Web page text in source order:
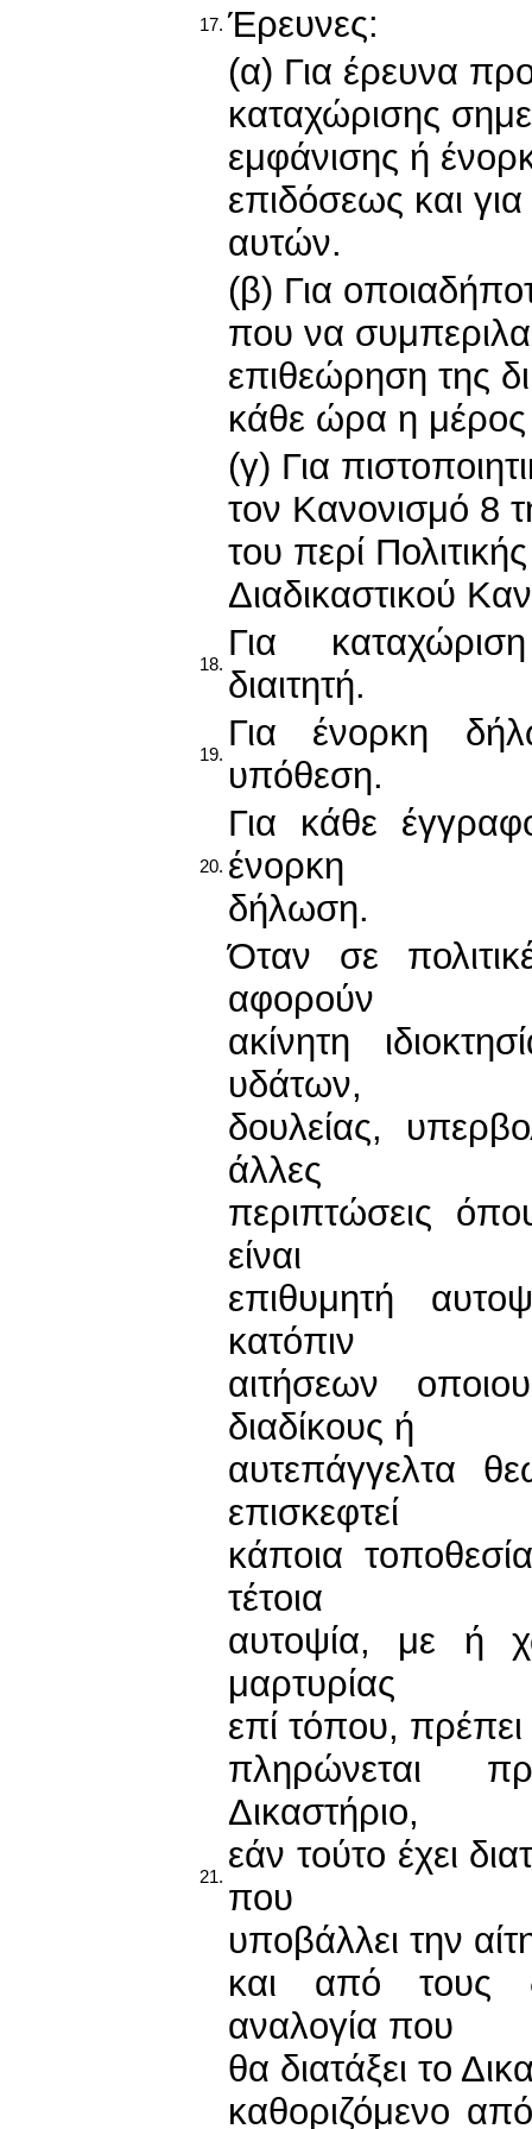
17. Έρευνες:
(α) Για έρευνα
καταχώρισης
εμφάνισης ή
επιδόσεως και
αυτών.
(β) Για
που να
επιθεώρηση της
κάθε ώρα η μέρος
(γ) Για
τον Κανονισμό 8
του περί
Διαδικαστικού
18.
Για
διαιτητή.
19.
Για ένορκη
υπόθεση.
20.
Για κάθε
ένορκη
δήλωση.
21.
Όταν σε
αφορούν
ακίνητη
υδάτων,
δουλείας,
άλλες
περιπτώσεις
είναι
επιθυμητή
κατόπιν
αιτήσεων
διαδίκους ή
αυτεπάγγελτα
επισκεφτεί
κάποια
τέτοια
αυτοψία, με ή
μαρτυρίας
επί τόπου,
πληρώνεται
Δικαστήριο,
εάν τούτο έχει
που
υποβάλλει την
και από τους
αναλογία που
θα διατάξει το
καθοριζόμενο